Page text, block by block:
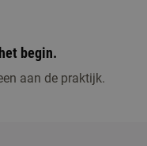
begin.
aan de praktijk.